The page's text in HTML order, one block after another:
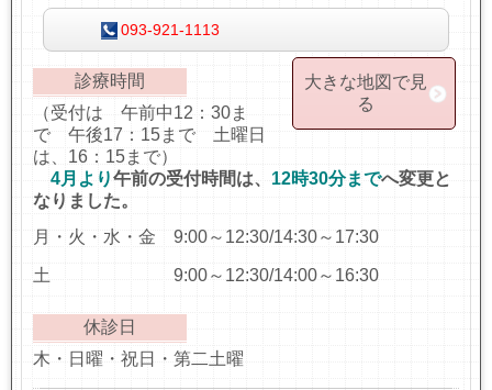
大きな地図で見
る
093-921-1113
診療時間
（受付は 午前中12：30ま
で 午後17：15まで 土曜日
は、16：15まで）
4月より午前の受付時間は、 12時30分までへ変更と
なりました。
月・火・水・金 9:00～12:30/14:30～17:30
土 9:00～12:30/14:00～16:30
休診日
木・日曜・祝日・第二土曜